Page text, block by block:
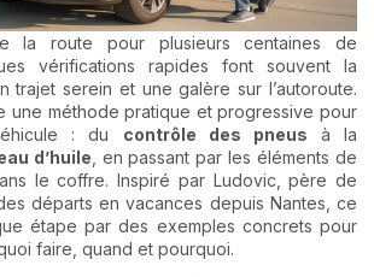
la route pour plusieurs centaines de
vérifications rapides font souvent la
trajet serein et une galère sur l’autoroute.
une méthode pratique et progressive pour
: du contrôle des pneus à la
d’huile , en passant par les éléments de
le coffre. Inspiré par Ludovic, père de
départs en vacances depuis Nantes, ce
étape par des exemples concrets pour
faire, quand et pourquoi.